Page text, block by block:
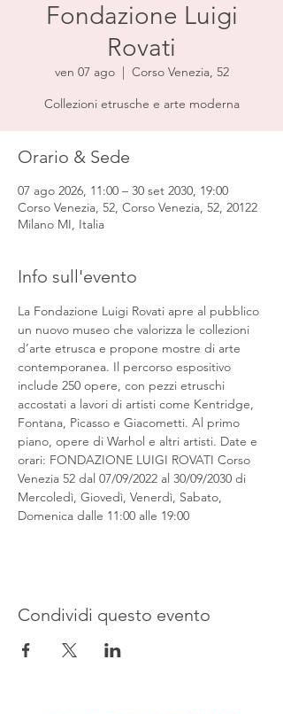
Fondazione Luigi
Rovati
ven 07 ago
  |
Corso Venezia, 52
Collezioni etrusche e arte moderna
Orario & Sede
07 ago 2026, 11:00 – 30 set 2030, 19:00
Corso Venezia, 52, Corso Venezia, 52, 20122
Milano MI, Italia
Info sull'evento
La Fondazione Luigi Rovati apre al pubblico
un nuovo museo che valorizza le collezioni
d’arte etrusca e propone mostre di arte
contemporanea. Il percorso espositivo
include 250 opere, con pezzi etruschi
accostati a lavori di artisti come Kentridge,
Fontana, Picasso e Giacometti. Al primo
piano, opere di Warhol e altri artisti. Date e
orari: FONDAZIONE LUIGI ROVATI Corso
Venezia 52 dal 07/09/2022 al 30/09/2030 di
Mercoledì, Giovedì, Venerdì, Sabato,
Domenica dalle 11:00 alle 19:00
Condividi questo evento